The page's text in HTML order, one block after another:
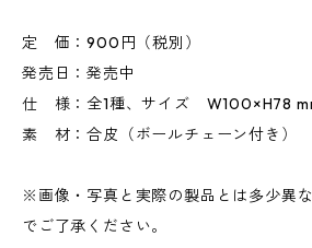
定 価：900円（税別）
発売日：発売中
仕 様：全1種、サイズ W100×H78
素 材：合皮（ボールチェーン付き）
※画像・写真と実際の製品とは多少異
でご了承ください。